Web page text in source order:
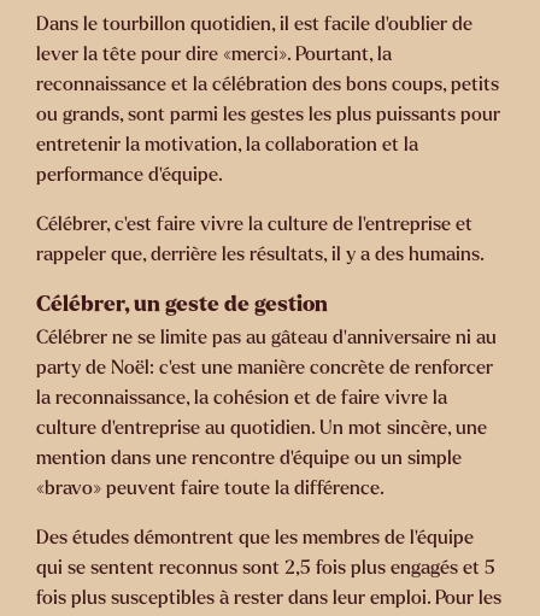
Dans le tourbillon quotidien, il est facile d’oublier de
lever la tête pour dire «merci». Pourtant, la
reconnaissance et la célébration des bons coups, petits
ou grands, sont parmi les gestes les plus puissants pour
entretenir la motivation, la collaboration et la
performance d’équipe.
Célébrer, c’est faire vivre la culture de l’entreprise et
rappeler que, derrière les résultats, il y a des humains.
Célébrer, un geste de gestion
Célébrer ne se limite pas au gâteau d’anniversaire ni au
party de Noël: c’est une manière concrète de renforcer
la reconnaissance, la cohésion et de faire vivre la
culture d’entreprise au quotidien. Un mot sincère, une
mention dans une rencontre d’équipe ou un simple
«bravo» peuvent faire toute la différence.
Des études démontrent que les membres de l’équipe
qui se sentent reconnus sont 2,5 fois plus engagés et 5
fois plus susceptibles à rester dans leur emploi. Pour les